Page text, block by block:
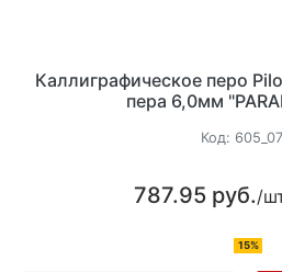
Каллиграфическое перо
пера 6,0мм
Код:
787.95 руб./
15%